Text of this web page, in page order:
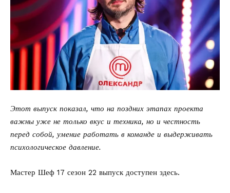
Этот выпуск показал, что на поздних этапах проекта
важны уже не только вкус и техника, но и честность
перед собой, умение работать в команде и выдерживать
психологическое давление.
Мастер Шеф 17 сезон 22 выпуск доступен здесь.